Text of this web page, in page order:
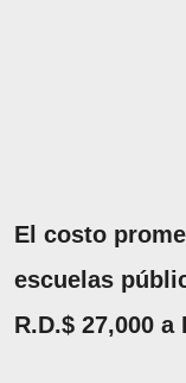
El costo
escuelas
R.D.$ 27,000 a